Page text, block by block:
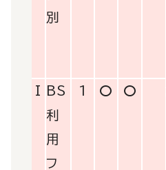
別
I
BS
利
用
フ
1 〇 〇